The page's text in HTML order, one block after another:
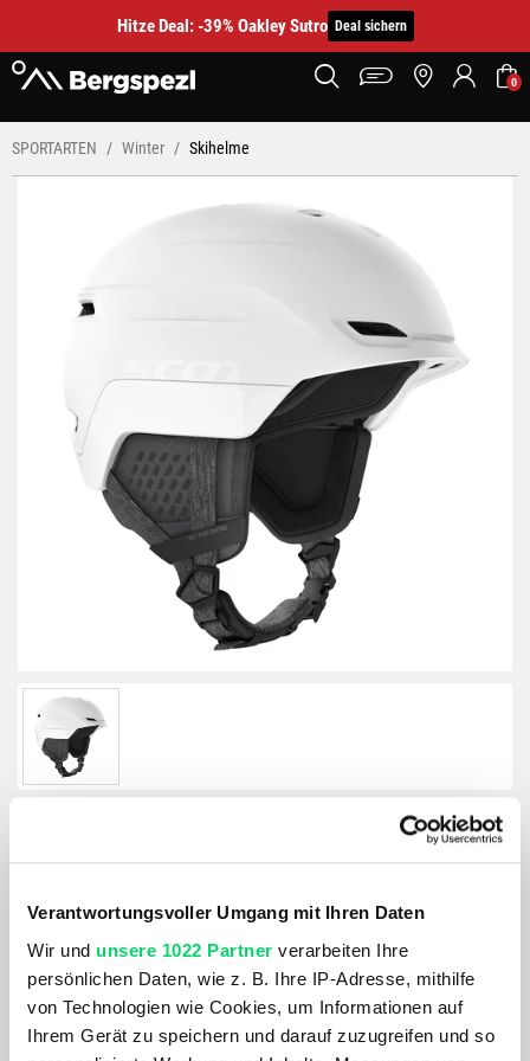
Verantwortungsvoller Umgang mit Ihren Daten
Wir und unsere 1022 Partner verarbeiten Ihre
persönlichen Daten, wie z. B. Ihre IP-Adresse, mithilfe
von Technologien wie Cookies, um Informationen auf
Ihrem Gerät zu speichern und darauf zuzugreifen und so
Hitze Deal: -39% Oakley Sutro Deal sichern
0
SPORTARTEN Winter Skihelme
Artikelnummer: 1136865
Größe:
L